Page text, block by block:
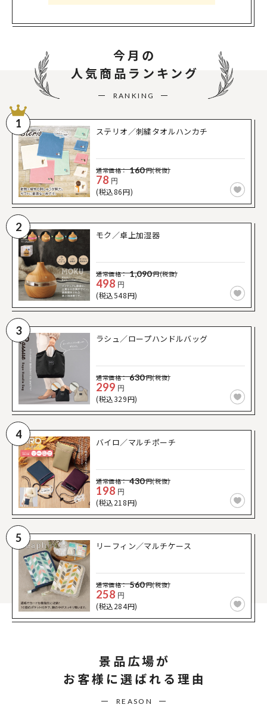
今月の
人気商品ランキング
RANKING
1
ステリオ／刺繍タオルハンカチ
通常価格： 160円(税抜)
78 円
(税込86円)
2
モク／卓上加湿器
通常価格： 1,090円(税抜)
498 円
(税込548円)
3
ラシュ／ロープハンドルバッグ
通常価格： 630円(税抜)
299 円
(税込329円)
4
バイロ／マルチポーチ
通常価格： 430円(税抜)
198 円
(税込218円)
5
リーフィン／マルチケース
通常価格： 560円(税抜)
258 円
(税込284円)
景品広場が
お客様に選ばれる理由
REASON